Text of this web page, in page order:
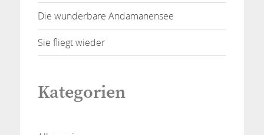
Die wunderbare Andamanensee
Sie fliegt wieder
Kategorien